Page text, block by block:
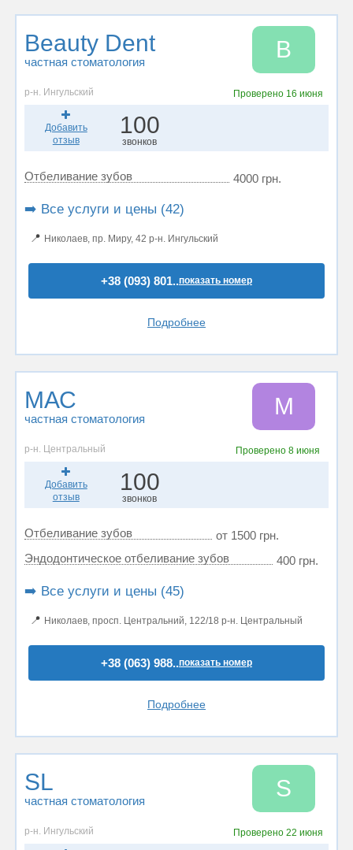
Beauty Dent
частная стоматология B
р-н. Ингульский Проверено 16 июня
Добавить
отзыв
100
звонков
Отбеливание зубов 4000 грн.
➡️ Все услуги и цены (42)
📍 Николаев, пр. Миру, 42 р-н. Ингульский
+38 (093) 801..показать номер
Подробнее
МАС
частная стоматология М
р-н. Центральный Проверено8 июня
Добавить
отзыв
100
звонков
Отбеливание зубов
от 1500 грн.
Эндодонтическое отбеливание зубов
400 грн.
➡️ Все услуги и цены (45)
📍 Николаев, просп. Центральний, 122/18 р-н. Центральный
+38 (063) 988..показать номер
Подробнее
SL
частная стоматология S
р-н. Ингульский Проверено 22 июня